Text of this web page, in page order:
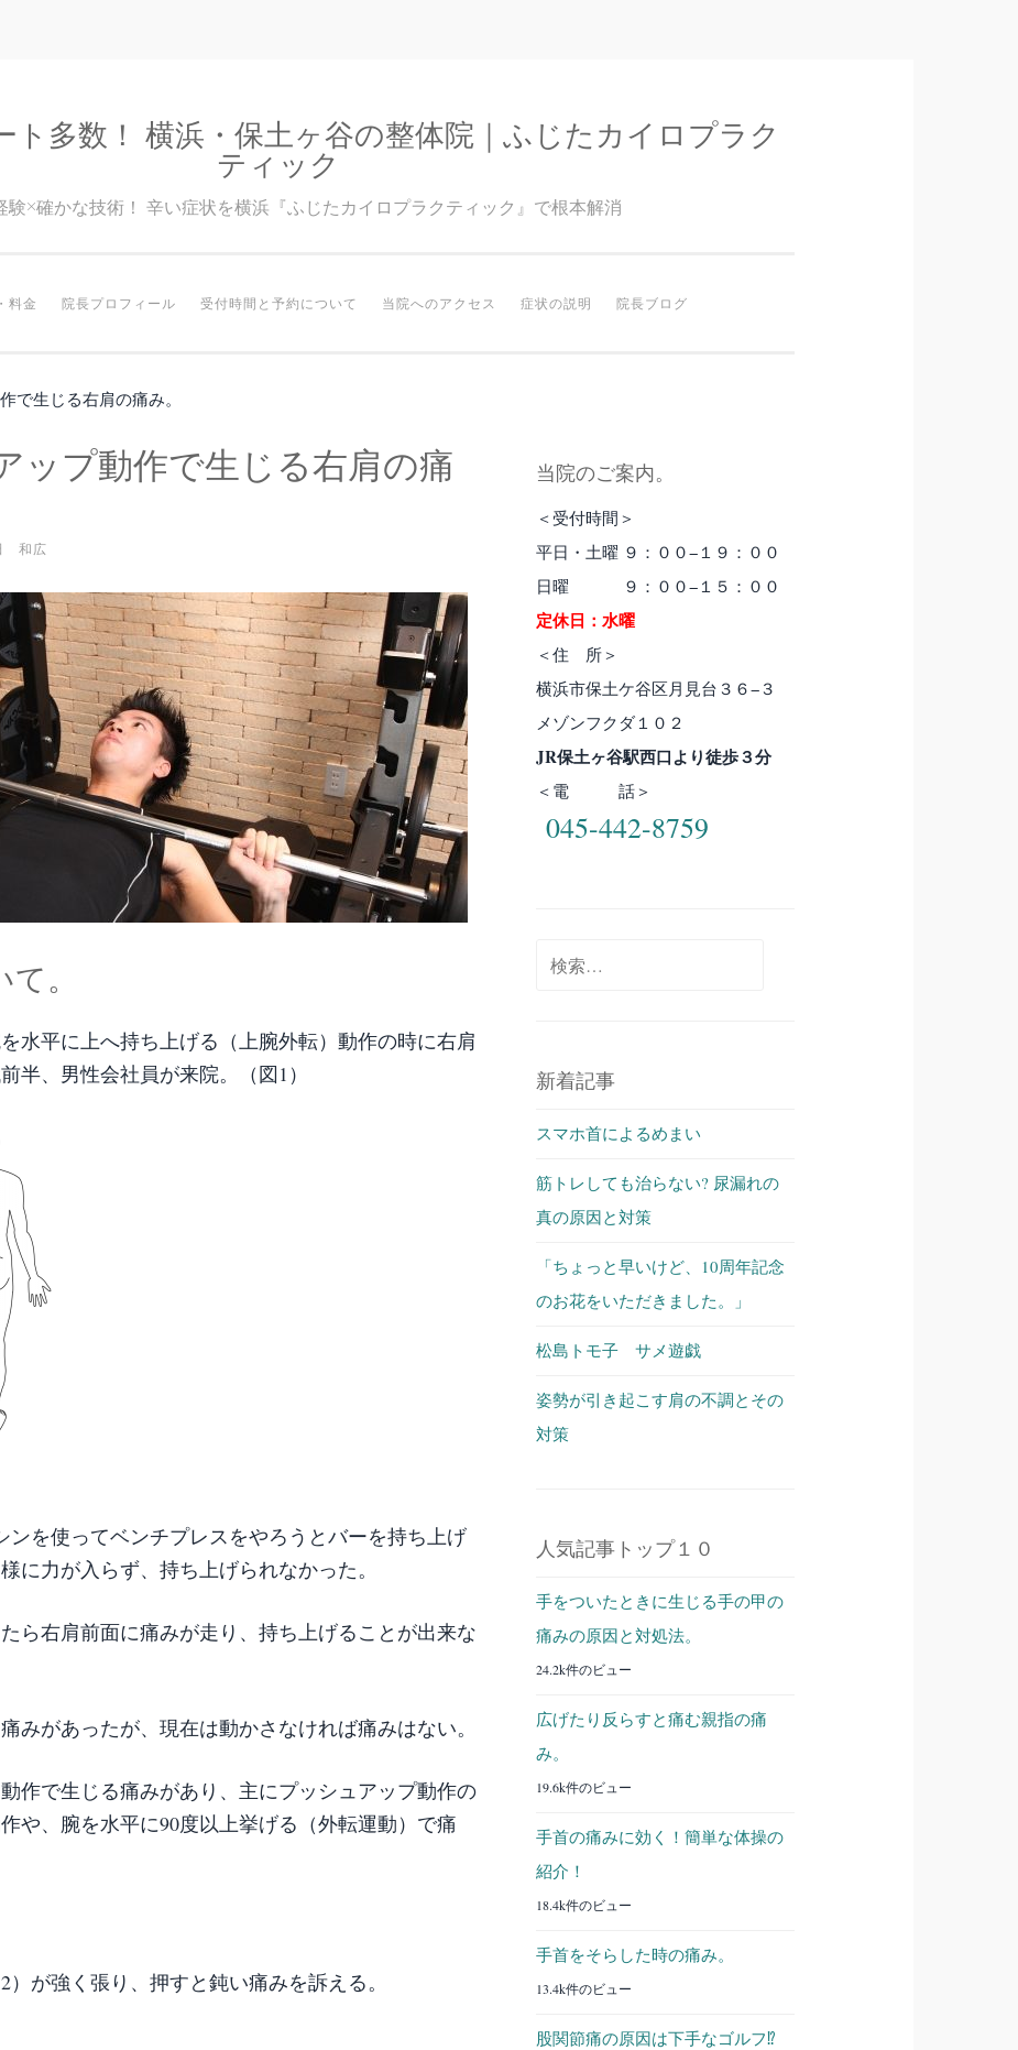
ト多数！ 横浜・保土ヶ谷の整体院｜ふじたカイロプラク
ティック
験×確かな技術！ 辛い症状を横浜『ふじたカイロプラクティック』で根本解消
料金 院長プロフィール 受付時間と予約について 当院へのアクセス 症状の説明 院長ブログ
で生じる右肩の痛み。
ップ動作で生じる右肩の痛
和広
。
水平に上へ持ち上げる（上腕外転）動作の時に右肩
半、男性会社員が来院。（図1）
ンを使ってベンチプレスをやろうとバーを持ち上げ
に力が入らず、持ち上げられなかった。
ら右肩前面に痛みが走り、持ち上げることが出来な
みがあったが、現在は動かさなければ痛みはない。
作で生じる痛みがあり、主にプッシュアップ動作の
や、腕を水平に90度以上挙げる（外転運動）で痛
が強く張り、押すと鈍い痛みを訴える。
当院のご案内。
＜受付時間＞
平日・土曜 ９：００−１９：００
日曜 ９：００−１５：００
定休日：水曜
＜住 所＞
横浜市保土ケ谷区月見台３６−３
メゾンフクダ１０２
JR保土ヶ谷駅西口より徒歩３分
＜電 話＞
045-442-8759
新着記事
スマホ首によるめまい
筋トレしても治らない? 尿漏れの
真の原因と対策
「ちょっと早いけど、10周年記念
のお花をいただきました。」
松島トモ子 サメ遊戯
姿勢が引き起こす肩の不調とその
対策
人気記事トップ１０
手をついたときに生じる手の甲の
痛みの原因と対処法。
24.2k件のビュー
広げたり反らすと痛む親指の痛
み。
19.6k件のビュー
手首の痛みに効く！簡単な体操の
紹介！
18.4k件のビュー
手首をそらした時の痛み。
13.4k件のビュー
股関節痛の原因は下手なゴルフ⁉︎